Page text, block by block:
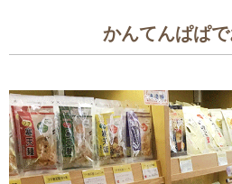
かんてんぱぱ